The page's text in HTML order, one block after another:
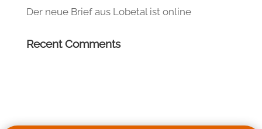
Der neue Brief aus Lobetal ist online
Recent Comments